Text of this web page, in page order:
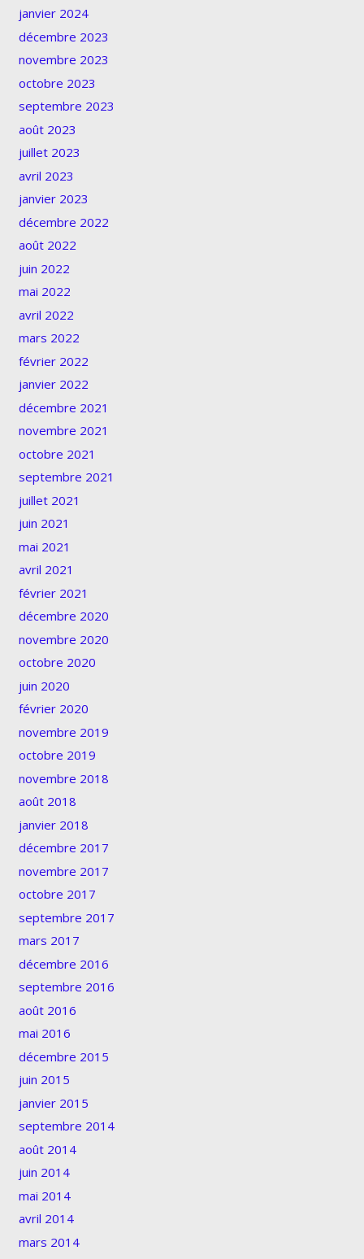
janvier 2024
décembre 2023
novembre 2023
octobre 2023
septembre 2023
août 2023
juillet 2023
avril 2023
janvier 2023
décembre 2022
août 2022
juin 2022
mai 2022
avril 2022
mars 2022
février 2022
janvier 2022
décembre 2021
novembre 2021
octobre 2021
septembre 2021
juillet 2021
juin 2021
mai 2021
avril 2021
février 2021
décembre 2020
novembre 2020
octobre 2020
juin 2020
février 2020
novembre 2019
octobre 2019
novembre 2018
août 2018
janvier 2018
décembre 2017
novembre 2017
octobre 2017
septembre 2017
mars 2017
décembre 2016
septembre 2016
août 2016
mai 2016
décembre 2015
juin 2015
janvier 2015
septembre 2014
août 2014
juin 2014
mai 2014
avril 2014
mars 2014